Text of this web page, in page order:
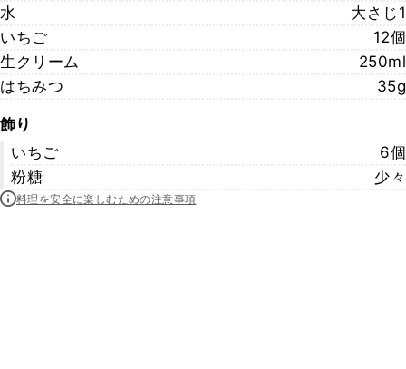
水
大さじ1
いちご
12個
生クリーム
250ml
はちみつ
35g
飾り
いちご
6個
粉糖
少々
料理を安全に楽しむための注意事項